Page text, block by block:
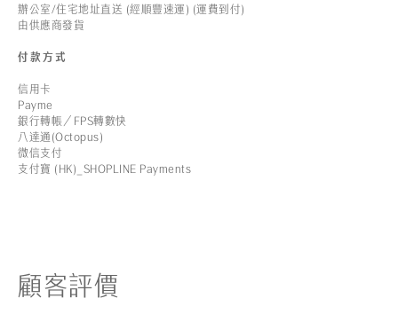
辦公室/住宅地址直送 (經順豐速運) (運費到付)
由供應商發貨
付款方式
信用卡
Payme
銀行轉帳／FPS轉數快
八達通(Octopus)
微信支付
支付寶 (HK)_SHOPLINE Payments
顧客評價